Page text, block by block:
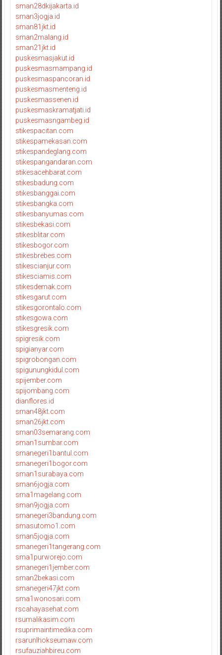
sman28dkijakarta.id
sman3jogja.id
sman81jkt.id
sman2malang.id
sman21jkt.id
puskesmasjakut.id
puskesmasmampang.id
puskesmaspancoran.id
puskesmasmenteng.id
puskesmassenen.id
puskesmaskramatjati.id
puskesmasngambeg.id
stikespacitan.com
stikespamekasan.com
stikespandeglang.com
stikespangandaran.com
stikesacehbarat.com
stikesbadung.com
stikesbanggai.com
stikesbangka.com
stikesbanyumas.com
stikesbekasi.com
stikesblitar.com
stikesbogor.com
stikesbrebes.com
stikescianjur.com
stikesciamis.com
stikesdemak.com
stikesgarut.com
stikesgorontalo.com
stikesgowa.com
stikesgresik.com
spigresik.com
spigianyar.com
spigrobongan.com
spigunungkidul.com
spijember.com
spijombang.com
dianflores.id
sman48jkt.com
sman26jkt.com
sman03semarang.com
sman1sumbar.com
smanegeri1bantul.com
smanegeri1bogor.com
sman1surabaya.com
sman6jogja.com
sma1magelang.com
sman9jogja.com
smanegeri3bandung.com
smasutomo1.com
sman5jogja.com
smanegeri1tangerang.com
sma1purworejo.com
smanegeri1jember.com
sman2bekasi.com
smanegeri47jkt.com
sma1wonosari.com
rscahayasehat.com
rsumalikasim.com
rsuprimaintimedika.com
rsarunlhokseumaw.com
rsufauziahbireu.com